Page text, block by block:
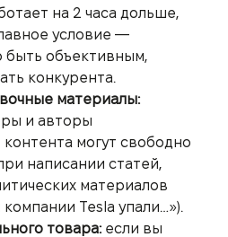
на 2 часа дольше,
условие —
быть объективным,
конкурента.
материалы:
и авторы
могут свободно
написании статей,
материалов
Tesla упали…»).
товара:если вы